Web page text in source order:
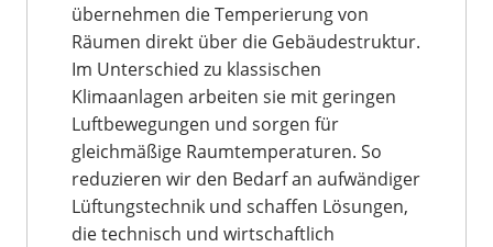
übernehmen die Temperierung von
Räumen direkt über die Gebäudestruktur.
Im Unterschied zu klassischen
Klimaanlagen arbeiten sie mit geringen
Luftbewegungen und sorgen für
gleichmäßige Raumtemperaturen. So
reduzieren wir den Bedarf an aufwändiger
Lüftungstechnik und schaffen Lösungen,
die technisch und wirtschaftlich